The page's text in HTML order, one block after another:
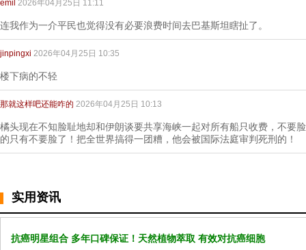
emil 2026年04月25日 11:11
连我作为一介平民也觉得没有必要浪费时间去巴基斯坦瞎扯了。
jinpingxi 2026年04月25日 10:35
楼下病的不轻
那就这样吧还能咋的 2026年04月25日 10:13
橘头现在不知脸耻地却和伊朗谈要共享海峡一起对所有船只收费，不要
的只有不要脸了！把全世界搞得一团糟，他会被国际法庭审判死刑的！
实用资讯
抗癌明星组合 多年口碑保证！天然植物萃取 有效对抗癌细胞